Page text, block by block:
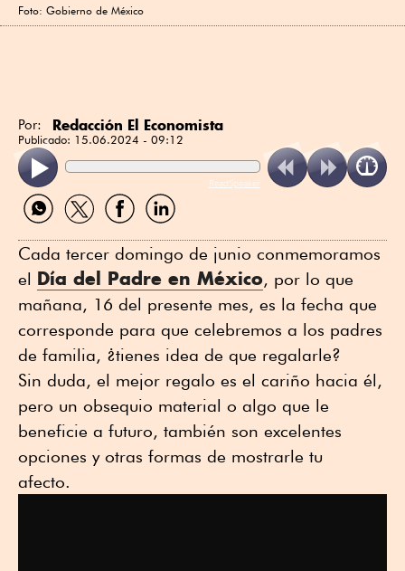
Foto: Gobierno de México
Por: Redacción El Economista
Publicado: 15.06.2024 - 09:12
ReadSpeaker
Compartir
por
Compartir
por
Compartir
por
Compartir
por
Cada tercer domingo de junio conmemoramos
el Día del Padre en México, por lo que
mañana, 16 del presente mes, es la fecha que
corresponde para que celebremos a los padres
de familia, ¿tienes idea de que regalarle?
Sin duda, el mejor regalo es el cariño hacia él,
pero un obsequio material o algo que le
beneficie a futuro, también son excelentes
opciones y otras formas de mostrarle tu
afecto.